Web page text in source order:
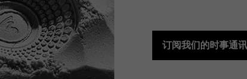
订阅我们的时事通讯